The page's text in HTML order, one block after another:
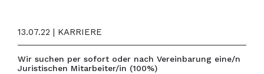
13.07.22 | KARRIERE
Wir suchen per sofort oder nach Vereinbarung eine/n
Juristischen Mitarbeiter/in (100%)